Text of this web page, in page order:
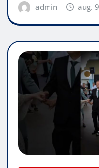
admin aug.